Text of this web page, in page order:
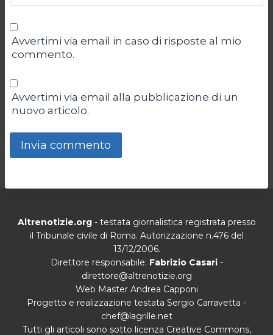
Avvertimi via email in caso di risposte al mio
commento.
Avvertimi via email alla pubblicazione di un
nuovo articolo.
Altrenotizie.org- testata giornalistica registrata presso
il Tribunale civile di Roma. Autorizzazione n.476 del
13/12/2006.
Direttore responsabile: Fabrizio Casari-
direttore@altrenotizie.org
Web Master Andrea Capponi
Progetto e realizzazione testata Sergio Carravetta -
chef@lagrille.net
Tutti gli articoli sono sotto licenza Creative Commons,